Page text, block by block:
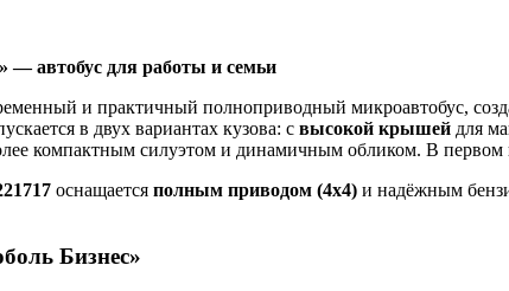
— автобус для работы и семьи
и практичный полноприводный микроавтобус,
в двух вариантах кузова: с высокой крышей для
компактным силуэтом и динамичным обликом. В первом
оснащается полным приводом (4х4) и надёжным
Бизнес»